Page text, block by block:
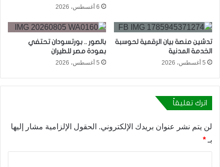
6 أغسطس، 2026
تدشين منصة بيان الرقمية لحوسبة
الخدمة المدنية
5 أغسطس، 2026
بالصور .. بورتسودان تحتفي
بعودة مصر للطيران
5 أغسطس، 2026
اترك تعليقاً
لن يتم نشر عنوان بريدك الإلكتروني. الحقول الإلزامية مشار إليها
بـ *